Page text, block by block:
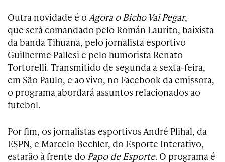
Outra novidade é o Agora o Bicho Vai Pegar,
que será comandado pelo Román Laurito, baixista
da banda Tihuana, pelo jornalista esportivo
Guilherme Pallesi e pelo humorista Renato
Tortorelli. Transmitido de segunda a sexta-feira,
em São Paulo, e ao vivo, no Facebook da emissora,
o programa abordará assuntos relacionados ao
futebol.
Por fim, os jornalistas esportivos André Plihal, da
ESPN, e Marcelo Bechler, do Esporte Interativo,
estarão à frente do Papo de Esporte. O programa é